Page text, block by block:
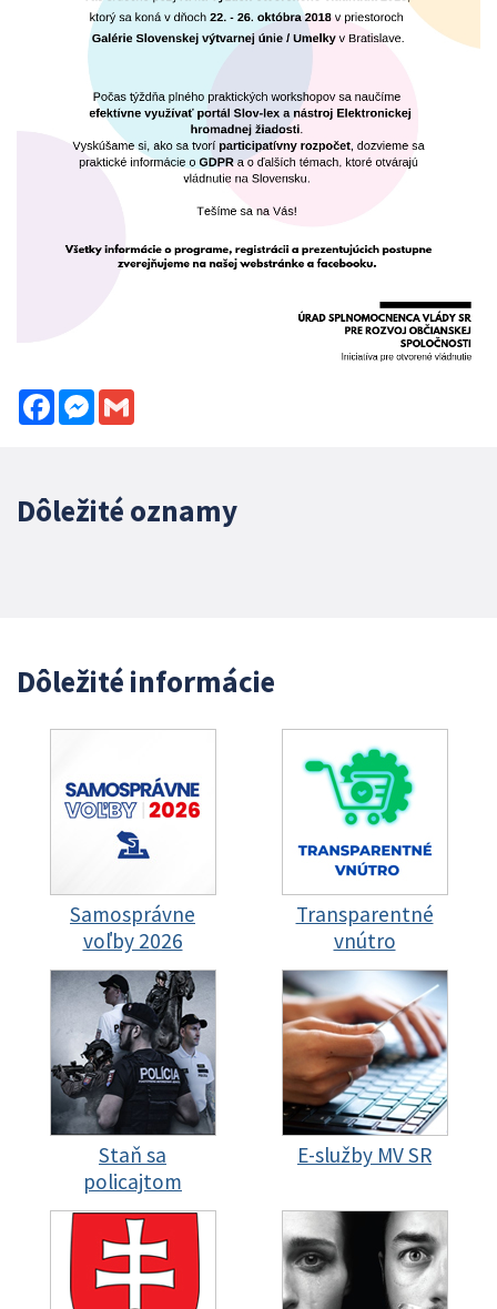
FacebookMessenger
Dôležité oznamy
Dôležité informácie
Samosprávne
voľby 2026
Transparentné
vnútro
Staň sa
policajtom
E-služby MV SR